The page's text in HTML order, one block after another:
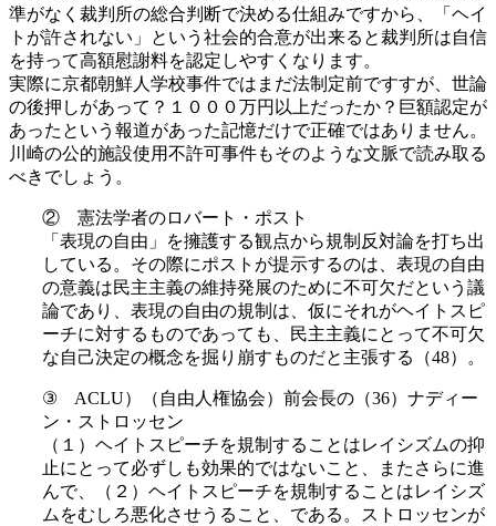
準がなく裁判所の総合判断で決める仕組みですから、「ヘイ
トが許されない」という社会的合意が出来ると裁判所は自信
を持って高額慰謝料を認定しやすくなります。
実際に京都朝鮮人学校事件ではまだ法制定前ですすが、世論
の後押しがあって？１０００万円以上だったか？巨額認定が
あったという報道があった記憶だけで正確ではありません。
川崎の公的施設使用不許可事件もそのような文脈で読み取る
べきでしょう。
② 憲法学者のロバート・ポスト
「表現の自由」を擁護する観点から規制反対論を打ち出
している。その際にポストが提示するのは、表現の自由
の意義は民主主義の維持発展のために不可欠だという議
論であり、表現の自由の規制は、仮にそれがヘイトスピ
ーチに対するものであっても、民主主義にとって不可欠
な自己決定の概念を掘り崩すものだと主張する（48）。
③ ACLU）（自由人権協会）前会長の（36）ナディー
ン・ストロッセン
（１）ヘイトスピーチを規制することはレイシズムの抑
止にとって必ずしも効果的ではないこと、またさらに進
んで、（２）ヘイトスピーチを規制することはレイシズ
ムをむしろ悪化させうること、である。ストロッセンが